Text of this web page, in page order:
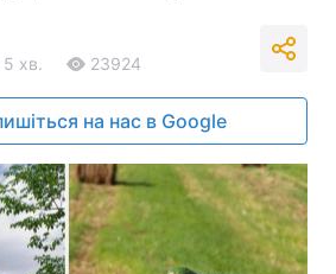
5 хв. 23924
на нас в Google